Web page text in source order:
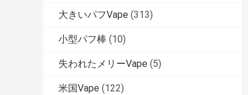
大きいパフVape (313)
小型パフ棒 (10)
失われたメリーVape (5)
米国Vape (122)